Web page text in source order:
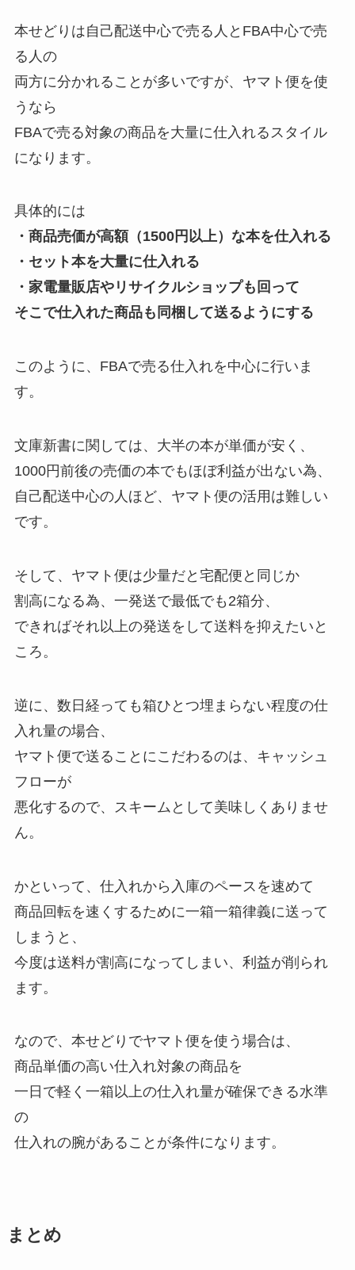
本せどりは自己配送中心で売る人とFBA中心で売
る人の
両方に分かれることが多いですが、ヤマト便を使
うなら
FBAで売る対象の商品を大量に仕入れるスタイル
になります。
具体的には
・商品売価が高額（1500円以上）な本を仕入れる
・セット本を大量に仕入れる
・家電量販店やリサイクルショップも回って
そこで仕入れた商品も同梱して送るようにする
このように、FBAで売る仕入れを中心に行いま
す。
文庫新書に関しては、大半の本が単価が安く、
1000円前後の売価の本でもほぼ利益が出ない為、
自己配送中心の人ほど、ヤマト便の活用は難しい
です。
そして、ヤマト便は少量だと宅配便と同じか
割高になる為、一発送で最低でも2箱分、
できればそれ以上の発送をして送料を抑えたいと
ころ。
逆に、数日経っても箱ひとつ埋まらない程度の仕
入れ量の場合、
ヤマト便で送ることにこだわるのは、キャッシュ
フローが
悪化するので、スキームとして美味しくありませ
ん。
かといって、仕入れから入庫のペースを速めて
商品回転を速くするために一箱一箱律義に送って
しまうと、
今度は送料が割高になってしまい、利益が削られ
ます。
なので、本せどりでヤマト便を使う場合は、
商品単価の高い仕入れ対象の商品を
一日で軽く一箱以上の仕入れ量が確保できる水準
の
仕入れの腕があることが条件になります。
まとめ